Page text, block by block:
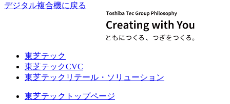
デジタル複合機に戻る
東芝テック
東芝テックCVC
東芝テックリテール・ソリューション
東芝テックトップページ